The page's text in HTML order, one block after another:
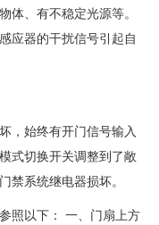
体、有不稳定光源等。
应器的干扰信号引起自
，始终有开门信号输入
式切换开关调整到了敞
禁系统继电器损坏。
照以下： 一、门扇上方